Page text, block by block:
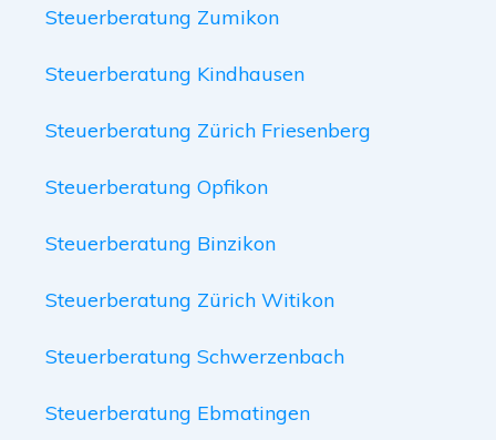
Steuerberatung Zumikon
Steuerberatung Kindhausen
Steuerberatung Zürich Friesenberg
Steuerberatung Opfikon
Steuerberatung Binzikon
Steuerberatung Zürich Witikon
Steuerberatung Schwerzenbach
Steuerberatung Ebmatingen